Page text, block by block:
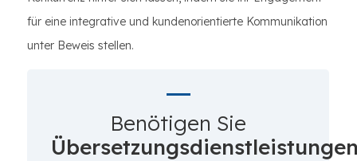
für eine integrative und kundenorientierte Kommunikation
unter Beweis stellen.
Benötigen Sie